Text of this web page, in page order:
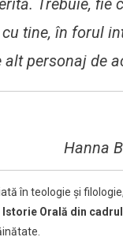
Trebuie, fie
tine, în forul
personaj de
Hanna
în teologie și
Istorie Orală din